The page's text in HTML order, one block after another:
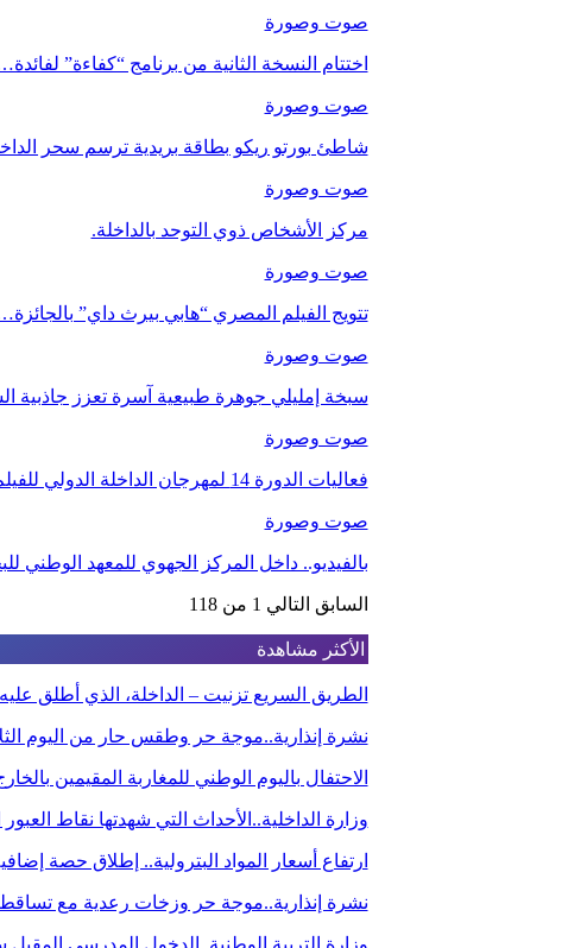
صوت وصورة
اختتام النسخة الثانية من برنامج “كفاءة”
صوت وصورة
شاطئ بورتو ريكو بطاقة بريدية ترسم سحر
صوت وصورة
مركز الأشخاص ذوي التوحد بالداخلة.
صوت وصورة
تتويج الفيلم المصري “هابي بيرث داي”
صوت وصورة
سبخة إمليلي جوهرة طبيعية آسرة تعزز جاذبية
صوت وصورة
فعاليات الدورة 14 لمهرجان الداخلة الدولي للفيلم
صوت وصورة
بالفيديو.. داخل المركز الجهوي للمعهد الوطني
السابق التالي 1 من 118
الأكثر مشاهدة
الطريق السريع تزنيت – الداخلة، الذي أطلق
نشرة إنذارية..موجة حر وطقس حار من اليوم
الاحتفال باليوم الوطني للمغاربة المقيمين
وزارة الداخلية..الأحداث التي شهدتها نقاط
ارتفاع أسعار المواد البترولية.. إطلاق حصة
نشرة إنذارية..موجة حر وزخات رعدية مع
وزارة التربية الوطنية..الدخول المدرسي